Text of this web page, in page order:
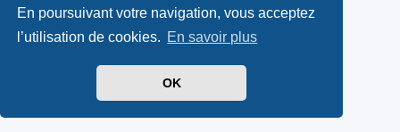
En poursuivant votre navigation, vous acceptez
l’utilisation de cookies. En savoir plus
OK